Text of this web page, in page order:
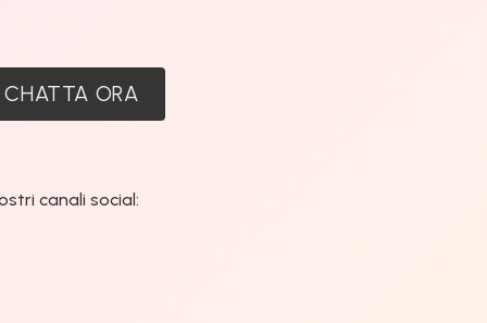
CHATTA ORA
canali social: